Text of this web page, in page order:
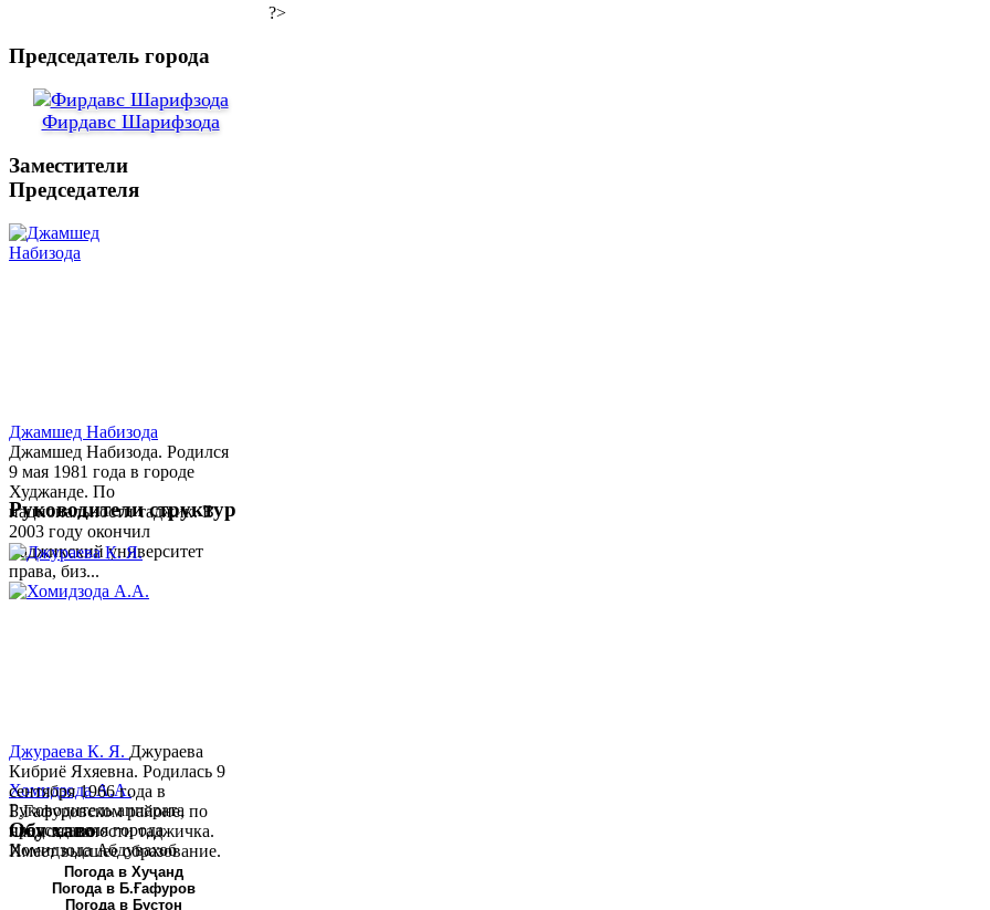
?>
Председатель города
Фирдавс Шарифзода
Заместители
Председателя
Джамшед Набизода
Джамшед Набизода. Родился
9 мая 1981 года в городе
Худжанде. По
национальности таджик. В
2003 году окончил
Таджикский университет
права, биз...
Хомидзода А.А.
Руководитель аппарата
председателя города
Хомидзода Абдувахоб
Абдумаджид родился 8
июня 1978 года в городе
Руководители структур
Джураева К. Я. Джураева
Кибриё Яхяевна. Родилась 9
сентября 1966 года в
Б.Гафуровском районе, по
национальности таджичка.
Имеет высшее образование.
В 1997 ...
Обу хаво
Погода в Хуҷанд
Погода в Б.Ғафуров
Погода в Бустон